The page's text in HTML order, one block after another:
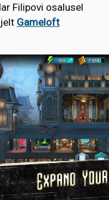
Filipovi osalusel
Gameloft